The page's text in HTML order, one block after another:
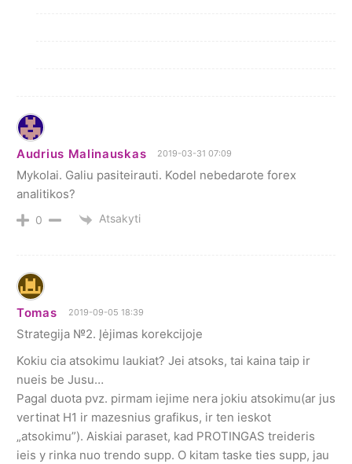
Audrius Malinauskas 2019-03-31 07:09
Mykolai. Galiu pasiteirauti. Kodel nebedarote forex
analitikos?
0 Atsakyti
Tomas 2019-09-05 18:39
Strategija №2. Įėjimas korekcijoje
Kokiu cia atsokimu laukiat? Jei atsoks, tai kaina taip ir
nueis be Jusu…
Pagal duota pvz. pirmam iejime nera jokiu atsokimu(ar jus
vertinat H1 ir mazesnius grafikus, ir ten ieskot
„atsokimu”). Aiskiai paraset, kad PROTINGAS treideris
ieis y rinka nuo trendo supp. O kitam taske ties supp, jau